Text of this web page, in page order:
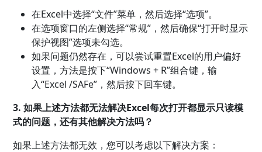
在Excel中选择“文件”菜单，然后选择“选项”。
在选项窗口的左侧选择“常规”，然后确保“打开时显示
保护视图”选项未勾选。
如果问题仍然存在，可以尝试重置Excel的用户偏好
设置，方法是按下“Windows + R”组合键，输
入“Excel /SAFe”，然后按下回车键。
3. 如果上述方法都无法解决Excel每次打开都显示只读模
式的问题，还有其他解决方法吗？
如果上述方法都无效，您可以考虑以下解决方案：